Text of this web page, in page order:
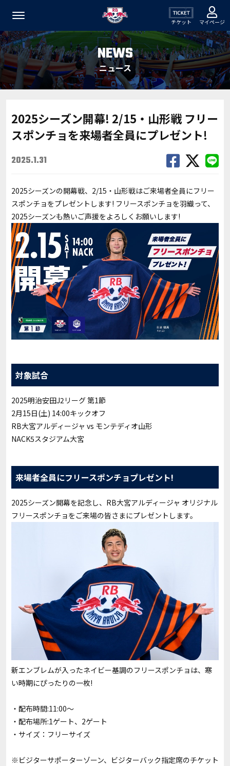
チケット マイページ
NEWS
ニュース
2025シーズン開幕! 2/15・山形戦 フリー
スポンチョを来場者全員にプレゼント!
2025.1.31
2025シーズンの開幕戦、2/15・山形戦はご来場者全員にフリー
スポンチョをプレゼントします! フリースポンチョを羽織って、
2025シーズンも熱いご声援をよろしくお願いします!
対象試合
2025明治安田J2リーグ 第1節
2月15日(土) 14:00キックオフ
RB大宮アルディージャ vs モンテディオ山形
NACK5スタジアム大宮
来場者全員にフリースポンチョプレゼント!
2025シーズン開幕を記念し、RB大宮アルディージャ オリジナル
フリースポンチョをご来場の皆さまにプレゼントします。
新エンブレムが入ったネイビー基調のフリースポンチョは、寒
い時期にぴったりの一枚!
・配布時間:11:00～
・配布場所:1ゲート、2ゲート
・サイズ：フリーサイズ
※ビジターサポーターゾーン、ビジターバック指定席のチケット